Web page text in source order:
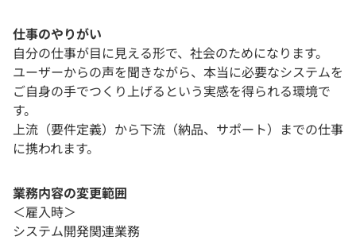
仕事のやりがい
自分の仕事が目に見える形で、社会のためになります。
ユーザーからの声を聞きながら、本当に必要なシステムを
ご自身の手でつくり上げるという実感を得られる環境で
す。
上流（要件定義）から下流（納品、サポート）までの仕事
に携われます。
業務内容の変更範囲
＜雇入時＞
システム開発関連業務